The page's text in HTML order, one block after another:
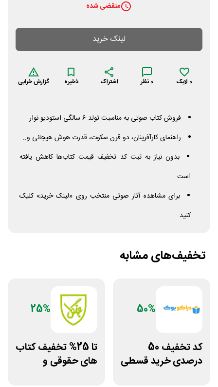
منقضی شده
لینک خرید
0 لایک 0 نظر اشتراک ذخیره گزارش خرابی
فروش کتاب صوتی به مناسبت تولد 6 سالگی استودیو نوار
راهنمای کارآفرینان، دو قرن سکوت، قدرت هوش هیجانی و..
بدون نیاز به ثبت کد تخفیف قیمت کتاب‌ها کاهش یافته
است
برای مشاهده آثار صوتی منتخب روی «لینک خرید» کلیک
کنید
تخفیف‌های مشابه
50%
کد تخفیف 50
درصدی خرید قسطی
25%
تا 25% تخفیف کتاب
های حقوقی و